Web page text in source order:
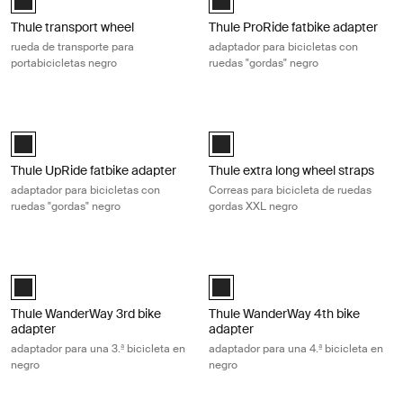
Thule transport wheel
rueda de transporte para
portabicicletas negro
Thule ProRide fatbike adapter
adaptador para bicicletas con
ruedas "gordas" negro
Thule UpRide fatbike adapter Negro (selected)
Thule UpRide fatbike adapter
adaptador para bicicletas con
ruedas "gordas" negro
Black (selected)
Thule extra long wheel straps
Correas para bicicleta de ruedas
gordas XXL negro
Thule WanderWay 3rd bike adapter Negro (selected)
Thule WanderWay 3rd bike
adapter
adaptador para una 3.ª bicicleta en
negro
Thule WanderWay 4th bike
Thule WanderWay 4th bike
adapter
adaptador para una 4.ª bicicleta en
negro